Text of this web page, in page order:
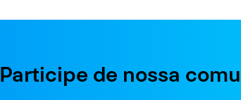
Participe de nossa